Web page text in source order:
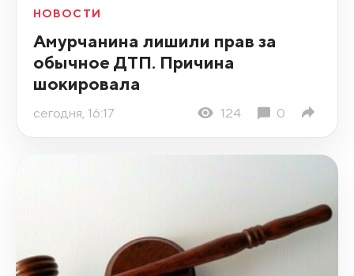
НОВОСТИ
Амурчанина лишили прав за
обычное ДТП. Причина
шокировала
сегодня, 16:17 124 0